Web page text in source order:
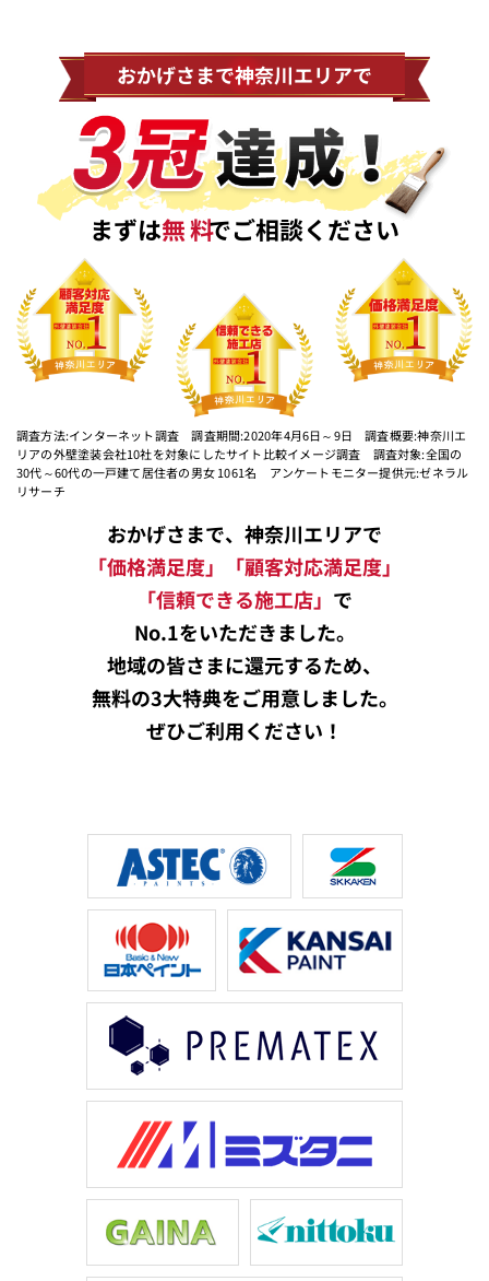
おかげさまで神奈川エリアで
まずは無料でご相談ください
調査方法:インターネット調査 調査期間:2020年4月6日～9日 調査概要:神奈川エ
リアの外壁塗装会社10社を対象にしたサイト比較イメージ調査 調査対象:全国の
30代～60代の一戸建て居住者の男女 1061名 アンケートモニター提供元:ゼネラル
リサーチ
おかげさまで、神奈川エリアで
「価格満足度」「顧客対応満足度」
「信頼できる施工店」 で
No.1をいただきました。
地域の皆さまに還元するため、
無料の3大特典をご用意しました。
ぜひご利用ください！